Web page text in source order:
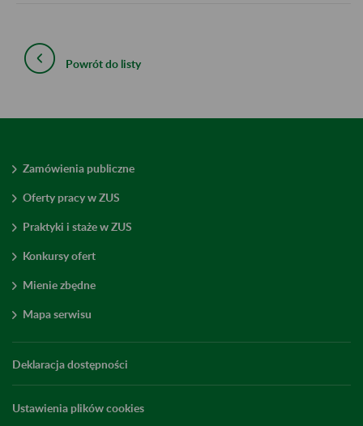
Powrót do listy
Zamówienia publiczne
Oferty pracy w ZUS
Praktyki i staże w ZUS
Konkursy ofert
Mienie zbędne
Mapa serwisu
Deklaracja dostępności
Ustawienia plików cookies